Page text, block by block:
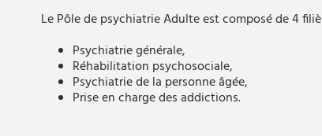
Le Pôle de psychiatrie Adulte est composé de 4
Psychiatrie générale,
Réhabilitation psychosociale,
Psychiatrie de la personne âgée,
Prise en charge des addictions.